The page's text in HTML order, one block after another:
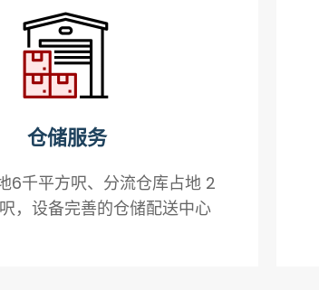
仓储服务
6千平方呎、分流仓库占地 2
，设备完善的仓储配送中心